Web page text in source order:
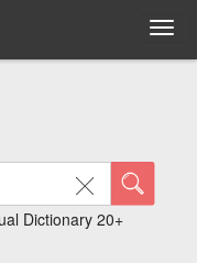
Dictionary 20+